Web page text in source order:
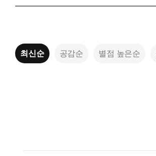
최신순 공감순 별점 높은순